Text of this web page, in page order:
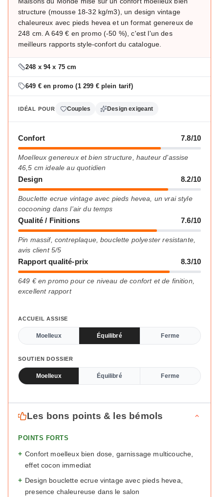
structure (mousse 18-32 kg/m3), un design vintage
chaleureux avec pieds hevea et un format genereux de
248 cm. A 649 € en promo (-50 %), c'est l'un des
meilleurs rapports style-confort du catalogue.
248 x 94 x 75 cm
649 € en promo (1 299 € plein tarif)
IDÉAL POUR Couples Design exigeant
Confort 7.8/10
Moelleux genereux et bien structure, hauteur d'assise
46,5 cm ideale au quotidien
Design 8.2/10
Bouclette ecrue vintage avec pieds hevea, un vrai style
cocooning dans l'air du temps
Qualité / Finitions 7.6/10
Pin massif, contreplaque, bouclette polyester resistante,
avis client 5/5
Rapport qualité-prix 8.3/10
649 € en promo pour ce niveau de confort et de finition,
excellent rapport
ACCUEIL ASSISE
Moelleux Équilibré Ferme
SOUTIEN DOSSIER
Moelleux Équilibré Ferme
Les bons points & les bémols
POINTS FORTS
+ Confort moelleux bien dose, garnissage multicouche,
effet cocon immediat
+ Design bouclette ecrue vintage avec pieds hevea,
presence chaleureuse dans le salon